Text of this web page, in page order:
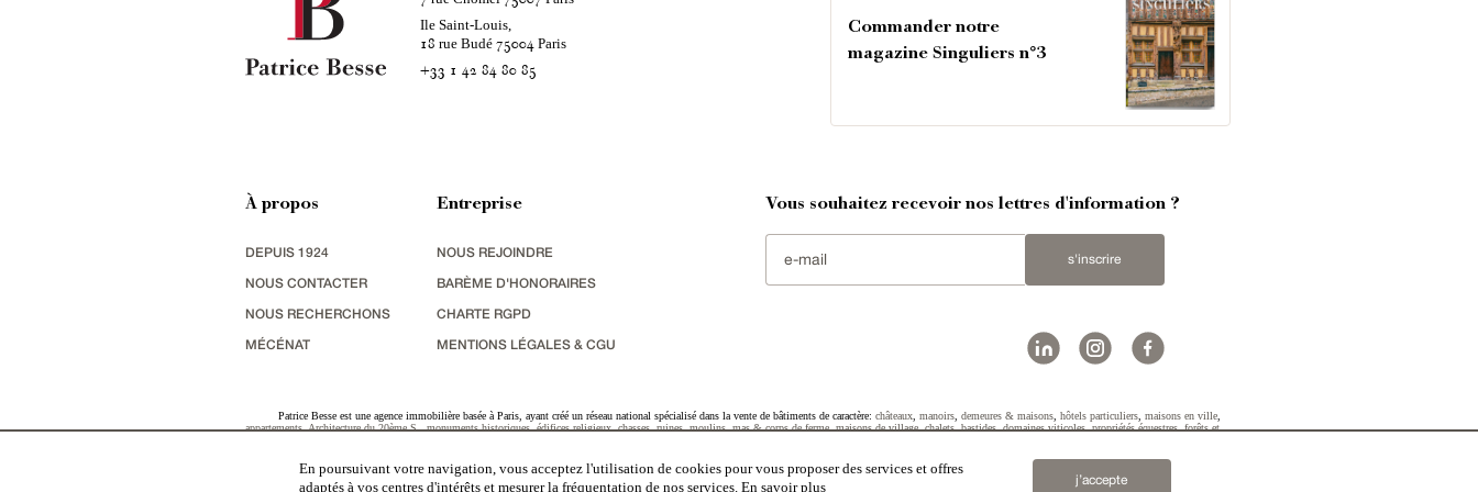
Ile Saint-Louis,
18 rue Budé 75004Paris
+33 1 42 84 80 85
Commander notre
magazine Singuliers n°3
À propos
DEPUIS 1924
NOUS CONTACTER
NOUS RECHERCHONS
MÉCÉNAT
Entreprise
NOUS REJOINDRE
BARÈME D'HONORAIRES
CHARTE RGPD
MENTIONS LÉGALES & CGU
Vous souhaitez recevoir nos lettres d'information ?
s'inscrire
Patrice Besse est une agence immobilière basée à Paris, ayant créé un réseau national spécialisé dans la vente de bâtiments de caractère: châteaux manoirs demeures & maisons hôtels particuliers maisons en ville
appartements,Architecture du 20ème S.,monuments historiques,édifices religieux,chasses,ruines,moulins,mas & corps de ferme,maisons de village,chalets,bastides,domaines viticoles,propriétés équestres,forêts et
En poursuivant votre navigation, vous acceptez l'utilisation de cookies pour vous proposer des services et offres
adaptés à vos centres d'intérêts et mesurer la fréquentation de nos services. En savoir plus j’accepte